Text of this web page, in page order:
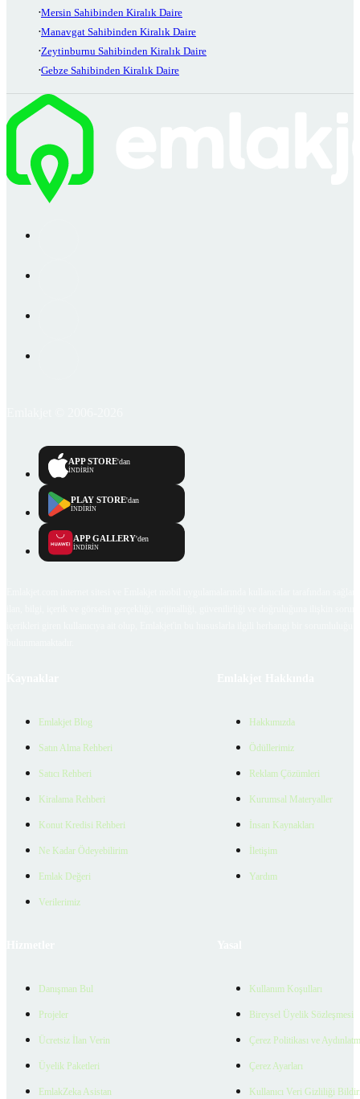
Mersin Sahibinden Kiralık Daire
Manavgat Sahibinden Kiralık Daire
Zeytinburnu Sahibinden Kiralık Daire
Gebze Sahibinden Kiralık Daire
APP STORE'dan
İNDİRİN
PLAY STORE'dan
İNDİRİN
APP GALLERY'den
İNDİRİN
Emlakjet Blog
Satın Alma Rehberi
Satıcı Rehberi
Kiralama Rehberi
Konut Kredisi Rehberi
Ne Kadar Ödeyebilirim
Emlak Değeri
Verilerimiz
Hakkımızda
Ödüllerimiz
Reklam Çözümleri
Kurumsal Materyaller
İnsan Kaynakları
İletişim
Yardım
Danışman Bul
Projeler
Ücretsiz İlan Verin
Üyelik Paketleri
EmlakZeka Asistan
Kullanım Koşulları
Bireysel Üyelik Sözleşmesi
Çerez Politikası ve
Çerez Ayarları
Kullanıcı Veri Gizliliği